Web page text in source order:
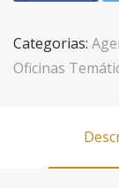
Categorias:
Oficinas